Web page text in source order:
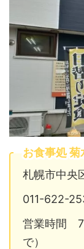
お食事処 菊
札幌市中央
011-622-
営業時間 7
で）